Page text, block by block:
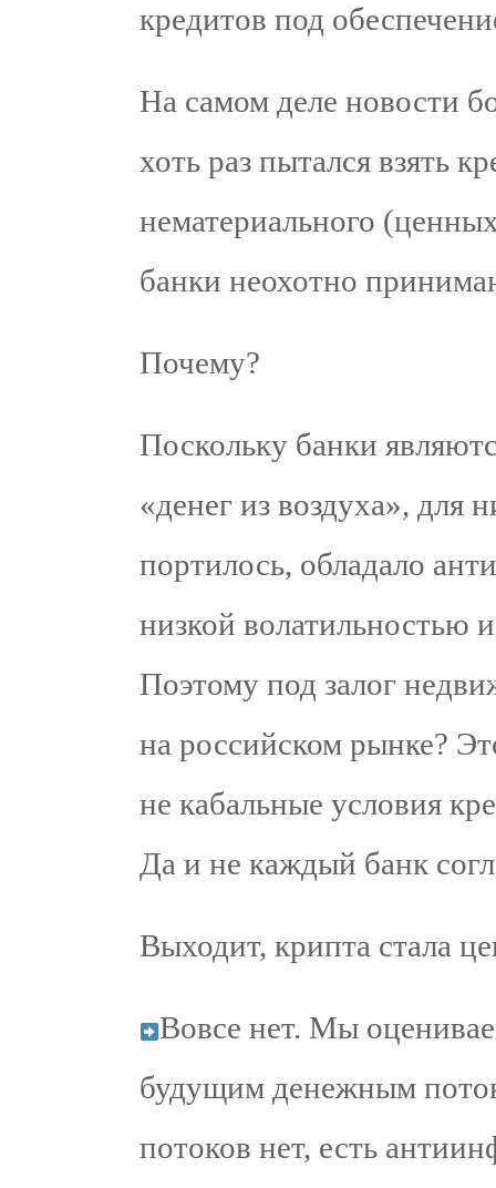
кредитов под
На самом деле новости
хоть раз пытался взять
нематериального
банки неохотно
Почему?
Поскольку банки
«денег из воздуха», для
портилось, обладало
низкой волатильностью
Поэтому под залог
на российском рынке?
не кабальные условия
Да и не каждый банк
Выходит, крипта стала
Вовсе нет. Мы
будущим денежным
потоков нет, есть